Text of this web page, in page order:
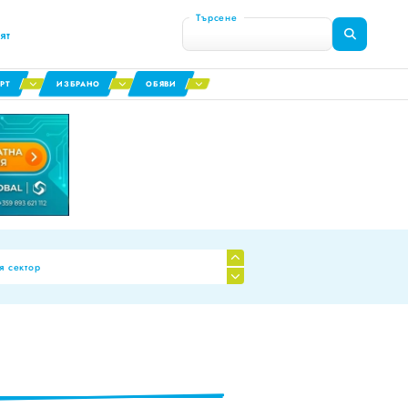
Търсене
ИЗБРАНО ОБЯВИ
сектор